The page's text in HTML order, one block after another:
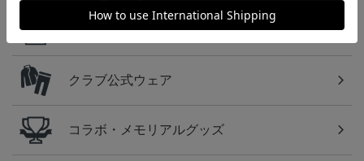
ユニフォーム
クラブ公式ウェア
コラボ・メモリアルグッズ